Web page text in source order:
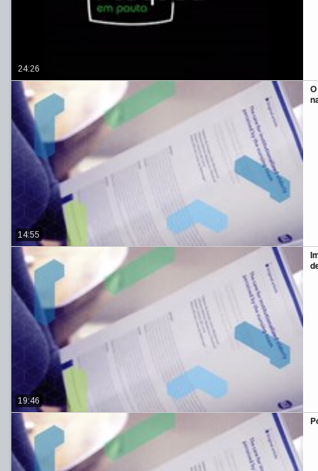
24:26
14:55
19:46